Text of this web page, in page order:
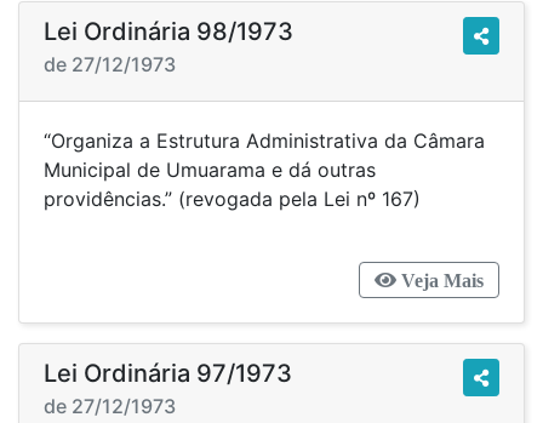
Lei Ordinária 98/1973
de 27/12/1973
“Organiza a Estrutura Administrativa da Câmara
Municipal de Umuarama e dá outras
providências.” (revogada pela Lei nº 167)
Veja Mais
Lei Ordinária 97/1973
de 27/12/1973